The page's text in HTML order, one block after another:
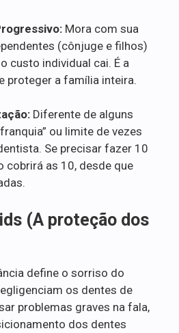
Mora com sua
(cônjuge e filhos)
custo individual cai. É a
proteger a família inteira.
Diferente de alguns
ou limite de vezes
Se precisar fazer 10
cobrirá as 10, desde que
(A proteção dos
define o sorriso do
os dentes de
problemas graves na fala,
dos dentes